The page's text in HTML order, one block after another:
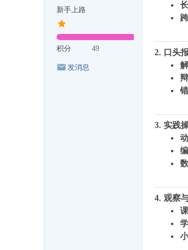
新手上路
积分 49
发消息
2. 口头
3. 实践
4. 观察